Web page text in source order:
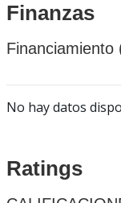
Finanzas
Financiamiento
No hay datos
Ratings